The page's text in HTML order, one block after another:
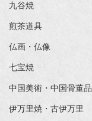
九谷焼
煎茶道具
仏画・仏像
七宝焼
中国美術・中国骨董品
伊万里焼・古伊万里